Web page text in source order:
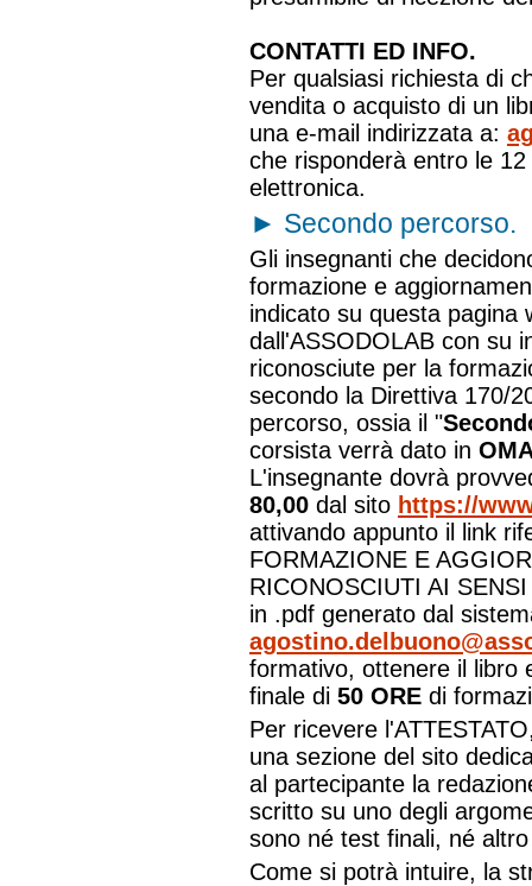
CONTATTI ED INFO.
Per qualsiasi richiesta di
vendita o acquisto di un
una e-mail indirizzata a:
che risponderà entro le
elettronica.
► Secondo percorso.
Gli insegnanti che
formazione e
indicato su questa pagina
dall'ASSODOLAB con su
riconosciute per la
secondo la Direttiva 170/
percorso, ossia il "
corsista verrà dato in
L'insegnante dovrà
80,00 dal sito https://
attivando appunto il link
FORMAZIONE E
RICONOSCIUTI AI
in .pdf generato dal
formativo, ottenere il libro
finale di 50 ORE di
Per ricevere
una sezione del sito
al partecipante la
scritto su uno degli
sono né test finali, né
Come si potrà intuire, la